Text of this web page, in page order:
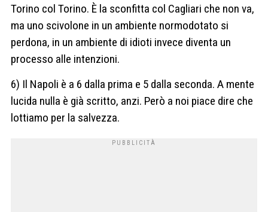
Torino col Torino. È la sconfitta col Cagliari che non va,
ma uno scivolone in un ambiente normodotato si
perdona, in un ambiente di idioti invece diventa un
processo alle intenzioni.
6) Il Napoli è a 6 dalla prima e 5 dalla seconda. A mente
lucida nulla è già scritto, anzi. Però a noi piace dire che
lottiamo per la salvezza.